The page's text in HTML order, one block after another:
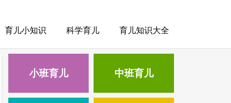
育儿小知识 科学育儿 育儿知识大全
小班育儿 中班育儿